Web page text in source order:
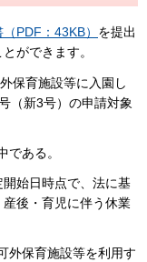
PDF：43KB） を提出
ができます。
保育施設等に入園し
（新3号）の申請対象
ある。
始日時点で、法に基
後・育児に伴う休業
外保育施設等を利用す